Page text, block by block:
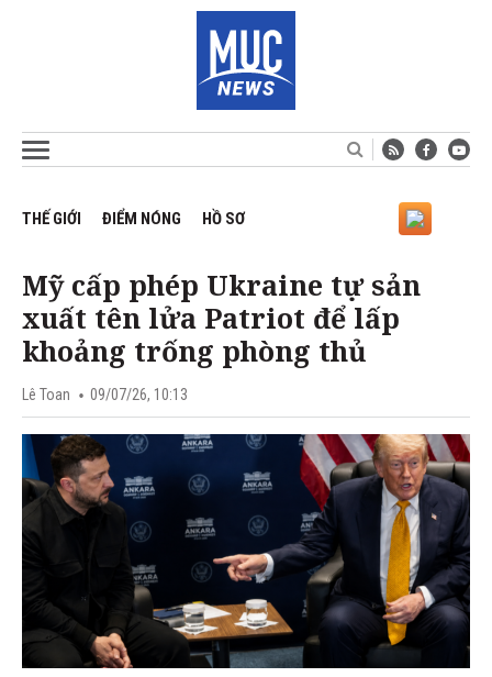
THẾ GIỚI ĐIỂM NÓNG HỒ SƠ
Mỹ cấp phép Ukraine tự sản
xuất tên lửa Patriot để lấp
khoảng trống phòng thủ
Lê Toan 09/07/26, 10:13